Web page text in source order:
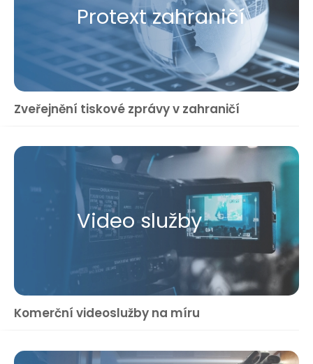
Protext zahraničí
Zveřejnění tiskové zprávy v zahraničí
Video služby
Komerční videoslužby na míru